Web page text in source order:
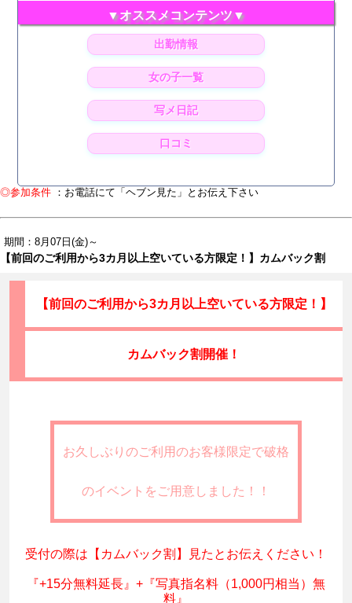
▼オススメコンテンツ▼
出勤情報
女の子一覧
写メ日記
口コミ
◎参加条件 ：お電話にて「ヘブン見た」とお伝え下さい
期間：8月07日(金)～
【前回のご利用から3カ月以上空いている方限定！】カムバック割
【前回のご利用から3カ月以上空いている方限定！】
カムバック割開催！
お久しぶりのご利用のお客様限定で破格
のイベントをご用意しました！！
受付の際は【カムバック割】見たとお伝えください！
『+15分無料延長』+『写真指名料（1,000円相当）無
料』